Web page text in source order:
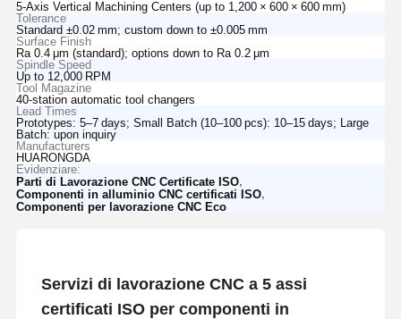
5‑Axis Vertical Machining Centers (up to 1,200 × 600 × 600 mm)
Tolerance
Standard ±0.02 mm; custom down to ±0.005 mm
Surface Finish
Ra 0.4 μm (standard); options down to Ra 0.2 μm
Spindle Speed
Up to 12,000 RPM
Tool Magazine
40‑station automatic tool changers
Lead Times
Prototypes: 5–7 days; Small Batch (10–100 pcs): 10–15 days; Large
Batch: upon inquiry
Manufacturers
HUARONGDA
Evidenziare:
Parti di Lavorazione CNC Certificate ISO,
Componenti in alluminio CNC certificati ISO,
Componenti per lavorazione CNC Eco
Servizi di lavorazione CNC a 5 assi
certificati ISO per componenti in